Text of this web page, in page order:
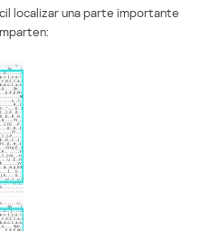
localizar una parte importante